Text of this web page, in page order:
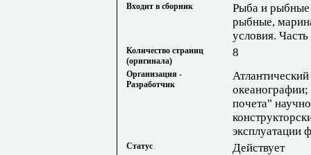
Входит в сборник
Рыба и рыбные
рыбные,
условия. Часть
Количество страниц
(оригинала)
8
Организация -
Разработчик
почета"
эксплуатации
Статус Действует